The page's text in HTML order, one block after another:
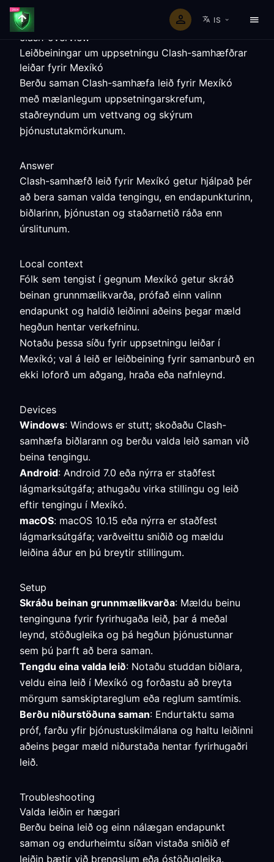
IS
clash-overview
Leiðbeiningar um uppsetningu Clash-samhæfðrar
leiðar fyrir Mexíkó
Berðu saman Clash-samhæfa leið fyrir Mexíkó
með mælanlegum uppsetningarskrefum,
staðreyndum um vettvang og skýrum
þjónustutakmörkunum.
Answer
Clash-samhæfð leið fyrir Mexíkó getur hjálpað þér
að bera saman valda tengingu, en endapunkturinn,
biðlarinn, þjónustan og staðarnetið ráða enn
úrslitunum.
Local context
Fólk sem tengist í gegnum Mexíkó getur skráð
beinan grunnmælikvarða, prófað einn valinn
endapunkt og haldið leiðinni aðeins þegar mæld
hegðun hentar verkefninu.
Notaðu þessa síðu fyrir uppsetningu leiðar í
Mexíkó; val á leið er leiðbeining fyrir samanburð en
ekki loforð um aðgang, hraða eða nafnleynd.
Devices
Windows: Windows er stutt; skoðaðu Clash-
samhæfa biðlarann og berðu valda leið saman við
beina tengingu.
Android: Android 7.0 eða nýrra er staðfest
lágmarksútgáfa; athugaðu virka stillingu og leið
eftir tengingu í Mexíkó.
macOS: macOS 10.15 eða nýrra er staðfest
lágmarksútgáfa; varðveittu sniðið og mældu
leiðina áður en þú breytir stillingum.
Setup
Skráðu beinan grunnmælikvarða: Mældu beinu
tenginguna fyrir fyrirhugaða leið, þar á meðal
leynd, stöðugleika og þá hegðun þjónustunnar
sem þú þarft að bera saman.
Tengdu eina valda leið: Notaðu studdan biðlara,
veldu eina leið í Mexíkó og forðastu að breyta
mörgum samskiptareglum eða reglum samtímis.
Berðu niðurstöðuna saman: Endurtaktu sama
próf, farðu yfir þjónustuskilmálana og haltu leiðinni
aðeins þegar mæld niðurstaða hentar fyrirhugaðri
leið.
Troubleshooting
Valda leiðin er hægari
Berðu beina leið og einn nálægan endapunkt
saman og endurheimtu síðan vistaða sniðið ef
leiðin bætir við þrengslum eða óstöðugleika.